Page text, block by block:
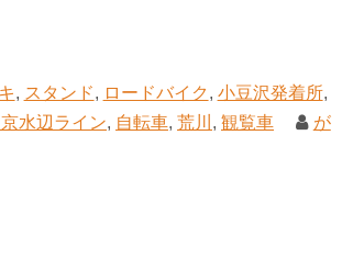
, スタンド, ロードバイク , 小豆沢発着所,
水辺ライン, 自転車, 荒川 , 観覧車
が